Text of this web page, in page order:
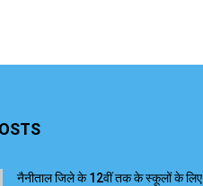
नैनीताल जिले के 12वीं तक के स्कूलों के लिए